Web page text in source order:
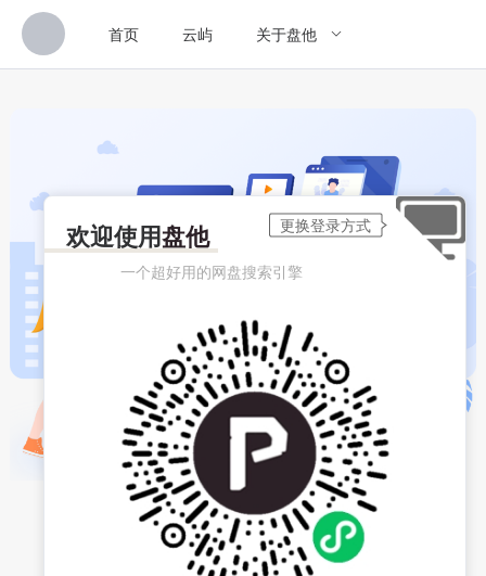
首页 云屿 关于盘他
欢迎使用盘他
一个超好用的网盘搜索引擎